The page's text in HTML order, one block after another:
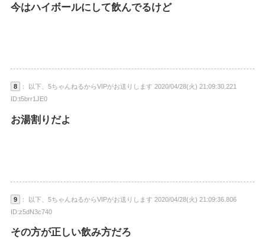
今はハイボールにして飲んでるけど
8
： 以下、5ちゃんねるからVIPがお送りします 2020/04/28(火) 21:09:30.221
ID:t5brr1JE0
お湯割りだよ
9
： 以下、5ちゃんねるからVIPがお送りします 2020/04/28(火) 21:09:36.806
ID:z5dN3c740
その方が正しい飲み方だろ